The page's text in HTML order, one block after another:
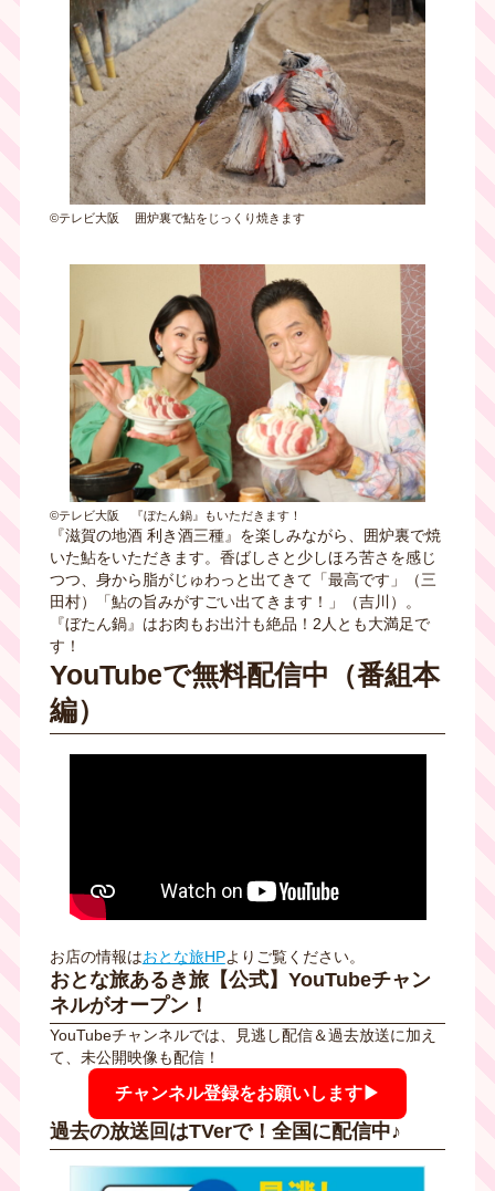
©テレビ大阪 囲炉裏で鮎をじっくり焼きます
©テレビ大阪 『ぼたん鍋』もいただきます！
『滋賀の地酒 利き酒三種』を楽しみながら、囲炉裏で焼
いた鮎をいただきます。香ばしさと少しほろ苦さを感じ
つつ、身から脂がじゅわっと出てきて「最高です」（三
田村）「鮎の旨みがすごい出てきます！」（吉川）。
『ぼたん鍋』はお肉もお出汁も絶品！2人とも大満足で
す！
YouTubeで無料配信中（番組本
編）
お店の情報はおとな旅HPよりご覧ください。
おとな旅あるき旅【公式】YouTubeチャン
ネルがオープン！
YouTubeチャンネルでは、見逃し配信＆過去放送に加え
て、未公開映像も配信！
チャンネル登録をお願いします▶
過去の放送回はTVerで！全国に配信中♪